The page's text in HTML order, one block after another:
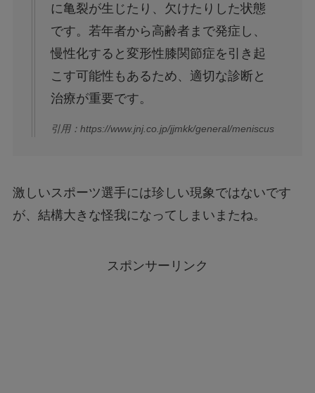
に亀裂が生じたり、欠けたりした状態
です。若年者から高齢者まで発症し、
慢性化すると変形性膝関節症を引き起
こす可能性もあるため、適切な診断と
治療が重要です。
引用：https://www.jnj.co.jp/jjmkk/general/meniscus
激しいスポーツ選手には珍しい現象ではないです
が、結構大きな怪我になってしまいまたね。
スポンサーリンク